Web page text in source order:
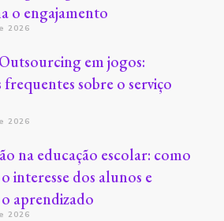
o engajamento
2026
em jogos:
sobre o serviço
2026
na educação escolar: como
interesse dos alunos e
aprendizado
2026